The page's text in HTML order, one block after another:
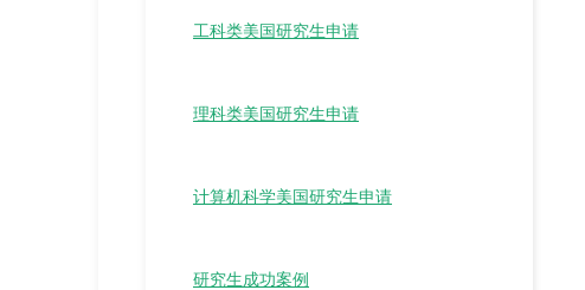
工科类美国研究生申请
理科类美国研究生申请
计算机科学美国研究生申请
研究生成功案例